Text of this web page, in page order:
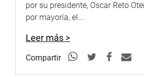
por su presidente, Oscar Reto
por mayoría, el...
Leer más >
Compartir